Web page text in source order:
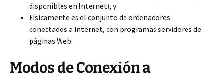
disponibles en Internet), y
Físicamente es el conjunto de ordenadores
conectados a Internet, con programas servidores de
páginas Web.
Modos de Conexión a